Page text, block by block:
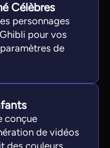
Célèbres
personnages
pour vos
de
conçue
de vidéos